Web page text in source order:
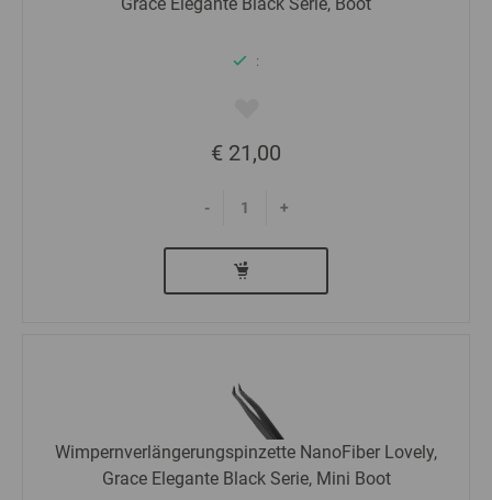
Grace Elegante Black Serie, Boot
:
€ 21,00
- +
Wimpernverlängerungspinzette NanoFiber Lovely,
Grace Elegante Black Serie, Mini Boot